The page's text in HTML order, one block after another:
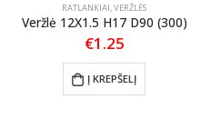
RATLANKIAI,VERŽLĖS
Veržlė 12X1.5 H17 D90 (300)
€1.25
Į KREPŠELĮ